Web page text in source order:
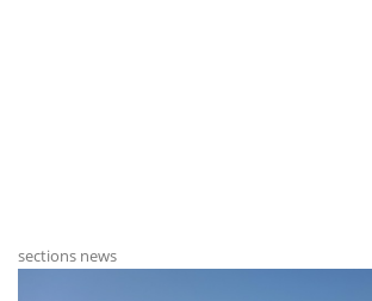
sections news